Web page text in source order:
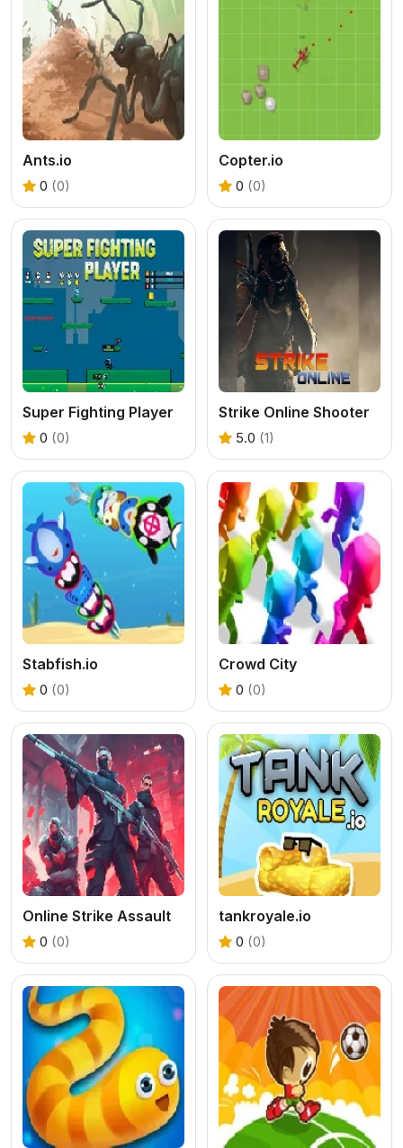
Ants.io
0 (0)
Copter.io
0 (0)
Super Fighting Player
0 (0)
Strike Online Shooter
5.0 (1)
Stabfish.io
0 (0)
Crowd City
0 (0)
Online Strike Assault
0 (0)
tankroyale.io
0 (0)